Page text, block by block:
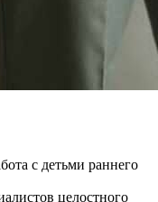
с детьми раннего
целостного